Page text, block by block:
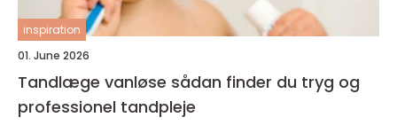
inspiration
01. June 2026
Tandlæge vanløse sådan finder du tryg og
professionel tandpleje